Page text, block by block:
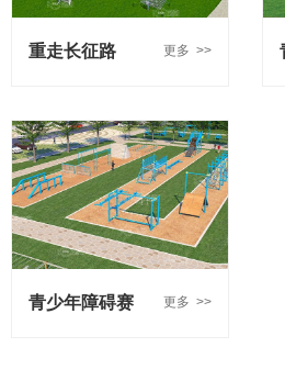
重走长征路 更多 >>
青少年障碍赛 更多 >>